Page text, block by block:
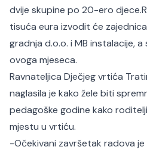
dvije skupine po 20-ero djece.
tisuća eura izvodit će
gradnja d.o.o. i MB instalacije,
ovoga mjeseca.
Ravnateljica Dječjeg vrtića
naglasila je kako žele biti
pedagoške godine kako
mjestu u vrtiću.
-Očekivani završetak radova